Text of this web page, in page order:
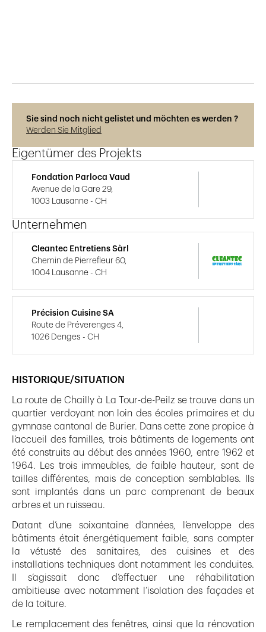
HISTORIQUE/SITUATION
La route de Chailly à La Tour-de-Peilz se trouve dans un
quartier verdoyant non loin des écoles primaires et du
gymnase cantonal de Burier. Dans cette zone propice à
l’accueil des familles, trois bâtiments de logements ont
été construits au début des années 1960, entre 1962 et
1964. Les trois immeubles, de faible hauteur, sont de
tailles différentes, mais de conception semblables. Ils
sont implantés dans un parc comprenant de beaux
arbres et un ruisseau.
Datant d’une soixantaine d’années, l’enveloppe des
bâtiments était énergétiquement faible, sans compter
la vétusté des sanitaires, des cuisines et des
installations techniques dont notamment les conduites.
Il s’agissait donc d’effectuer une réhabilitation
ambitieuse avec notamment l’isolation des façades et
de la toiture.
Le remplacement des fenêtres, ainsi que la rénovation
Sie sind noch nicht gelistet und möchten es werden ?
Werden Sie Mitglied
Eigentümer des Projekts
Fondation Parloca Vaud
Avenue de la Gare 29,
1003 Lausanne - CH
Unternehmen
Cleantec Entretiens Sàrl
Chemin de Pierrefleur 60,
1004 Lausanne - CH
Précision Cuisine SA
Route de Préverenges 4,
1026 Denges - CH